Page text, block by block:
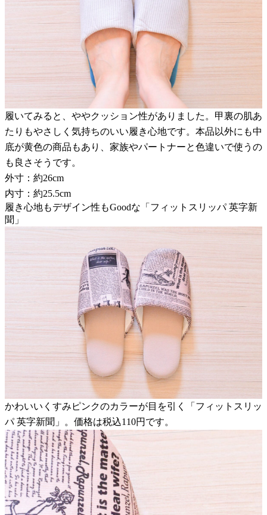
履いてみると、ややクッション性がありました。甲裏の肌あ
たりもやさしく気持ちのいい履き心地です。本品以外にも中
底が黄色の商品もあり、家族やパートナーと色違いで使うの
も良さそうです。
外寸：約26cm
内寸：約25.5cm
履き心地もデザイン性もGoodな「フィットスリッパ 英字新
聞」
かわいいくすみピンクのカラーが目を引く「フィットスリッ
パ 英字新聞」。価格は税込110円です。